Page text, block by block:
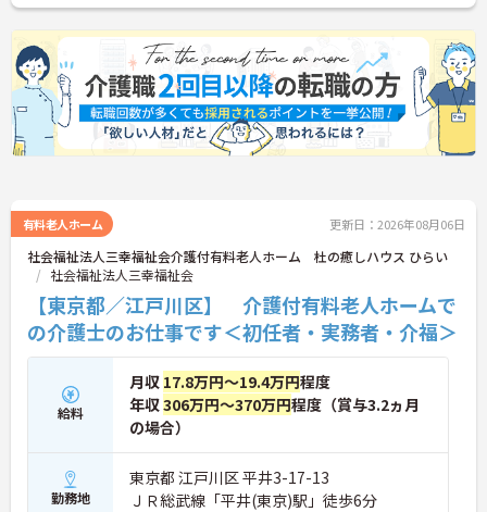
有料老人ホーム 更新日：2026年08月06日
社会福祉法人三幸福祉会介護付有料老人ホーム 杜の癒しハウス ひらい
社会福祉法人三幸福祉会
【東京都／江戸川区】 介護付有料老人ホームで
の介護士のお仕事です＜初任者・実務者・介福＞
給料
月収 17.8万円～19.4万円程度
年収306万円～370万円程度（賞与3.2ヵ月
の場合）
勤務地
東京都 江戸川区 平井3-17-13
ＪＲ総武線「平井(東京)駅」徒歩6分